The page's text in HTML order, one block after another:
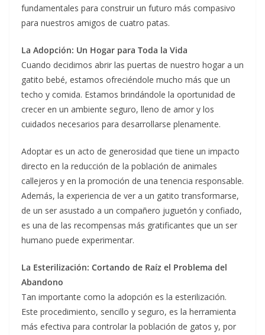
fundamentales para construir un futuro más compasivo
para nuestros amigos de cuatro patas.
La Adopción: Un Hogar para Toda la Vida
Cuando decidimos abrir las puertas de nuestro hogar a un
gatito bebé, estamos ofreciéndole mucho más que un
techo y comida. Estamos brindándole la oportunidad de
crecer en un ambiente seguro, lleno de amor y los
cuidados necesarios para desarrollarse plenamente.
Adoptar es un acto de generosidad que tiene un impacto
directo en la reducción de la población de animales
callejeros y en la promoción de una tenencia responsable.
Además, la experiencia de ver a un gatito transformarse,
de un ser asustado a un compañero juguetón y confiado,
es una de las recompensas más gratificantes que un ser
humano puede experimentar.
La Esterilización: Cortando de Raíz el Problema del
Abandono
Tan importante como la adopción es la esterilización.
Este procedimiento, sencillo y seguro, es la herramienta
más efectiva para controlar la población de gatos y, por